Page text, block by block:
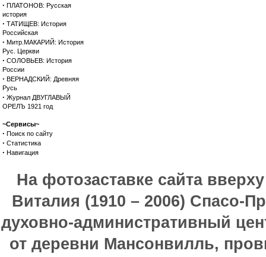
· ПЛАТОНОВ: Русская
история
· ТАТИЩЕВ: История
Российская
· Митр.МАКАРИЙ: История
Рус. Церкви
· СОЛОВЬЕВ: История
России
· ВЕРНАДСКИЙ: Древняя
Русь
· Журнал ДВУГЛАВЫЙ
ОРЕЛЪ 1921 год
~Сервисы~
· Поиск по сайту
· Статистика
· Навигация
На фотозаставке сайта
Виталия (1910 – 2006) Спасо-
духовно-административный
от деревни Мансонвилль,